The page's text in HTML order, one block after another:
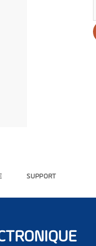
SUPPORT